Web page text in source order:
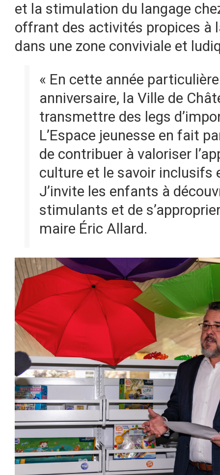
et la stimulation du langage
offrant des activités propices à
dans une zone conviviale et
« En cette année
anniversaire, la Ville de
transmettre des legs
L’Espace jeunesse en fait
de contribuer à valoriser
culture et le savoir inclusifs
J’invite les enfants à
stimulants et de
maire Éric Allard.